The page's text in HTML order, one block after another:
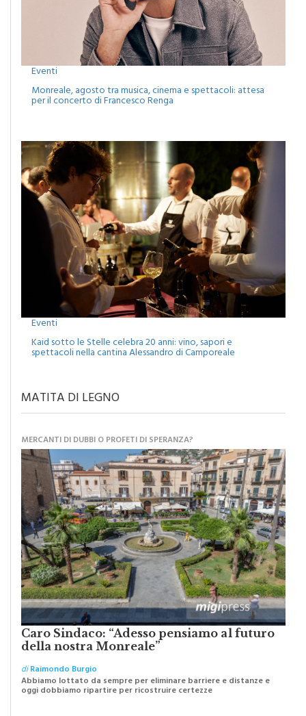
Eventi
Monreale, agosto tra musica, cinema e spettacoli: attesa
Eventi
Kaid sotto le Stelle celebra 20 anni: vino, sapori e
MATITA DI LEGNO
MERCANTI DI DUBBI O PROFETI DI SPERANZA?
Caro Sindaco: “Adesso pensiamo al futuro
della nostra Monreale”
diRaimondo Burgio